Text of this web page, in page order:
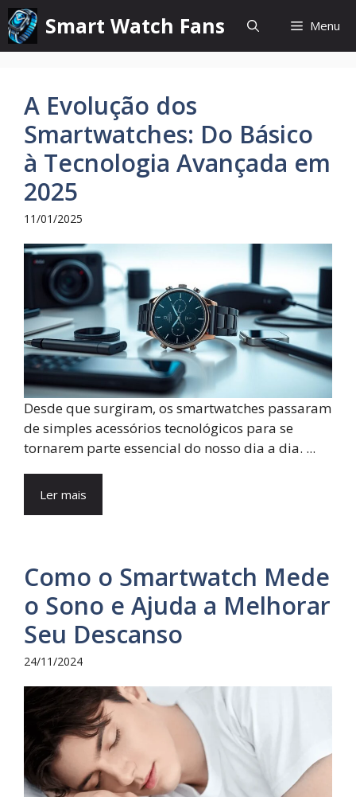
Pular
para
o
Smart Watch Fans Menu
A Evolução dos
Smartwatches: Do Básico
à Tecnologia Avançada em
2025
11/01/2025
Desde que surgiram, os smartwatches passaram
de simples acessórios tecnológicos para se
tornarem parte essencial do nosso dia a dia. ...
Ler mais
Como o Smartwatch Mede
o Sono e Ajuda a Melhorar
Seu Descanso
24/11/2024